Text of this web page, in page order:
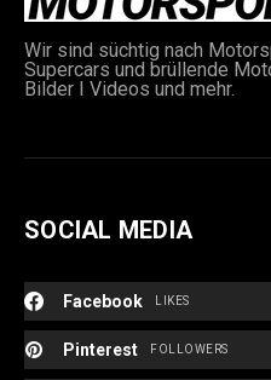
Wir sind süchtig nach
Supercars und brüllende
Bilder I Videos und mehr.
SOCIAL MEDIA
Facebook LIKES
Pinterest FOLLOWERS